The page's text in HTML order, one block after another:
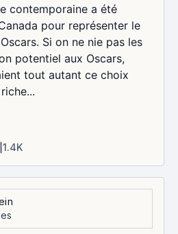
contemporaine a été
pour représenter le
Si on ne nie pas les
potentiel aux Oscars,
tout autant ce choix
1.4K